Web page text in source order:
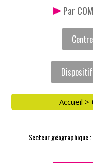
Par
Accueil >
Secteur géographique :